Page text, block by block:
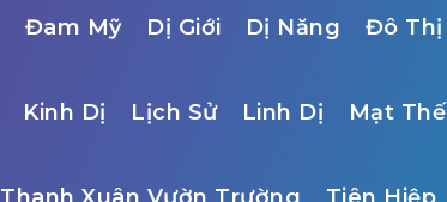
Đam Mỹ Dị Giới Dị Năng Đô Thị
Kinh Dị Lịch Sử Linh Dị Mạt Thế